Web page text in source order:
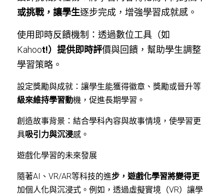
或挑戰，讓學生逐步完成，增強學習成就感。
使用即時反饋機制：透過數位工具（如
Kahoot!）提供即時評價與回饋，幫助學生調整
學習策略。
設定獎勵與成就：讓學生能獲得徽章、獎勵或晉升等
級來維持學習動機，促進長期學習。
創造故事背景：結合學科內容與故事情境，使學習更
具吸引力與沉浸感。
遊戲化學習的未來發展
隨著AI、VR/AR等科技的進步，遊戲化學習將變得更
加個人化與沉浸式。例如，透過虛擬實境（VR）讓學